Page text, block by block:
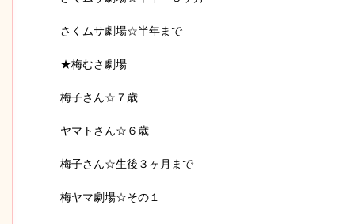
さくムサ劇場☆半年まで
★梅むさ劇場
梅子さん☆７歳
ヤマトさん☆６歳
梅子さん☆生後３ヶ月まで
梅ヤマ劇場☆その１